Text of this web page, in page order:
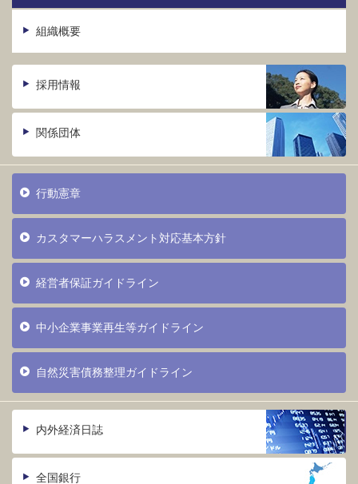
組織概要
採用情報
関係団体
行動憲章
カスタマーハラスメント対応基本方針
経営者保証ガイドライン
中小企業事業再生等ガイドライン
自然災害債務整理ガイドライン
内外経済日誌
全国銀行